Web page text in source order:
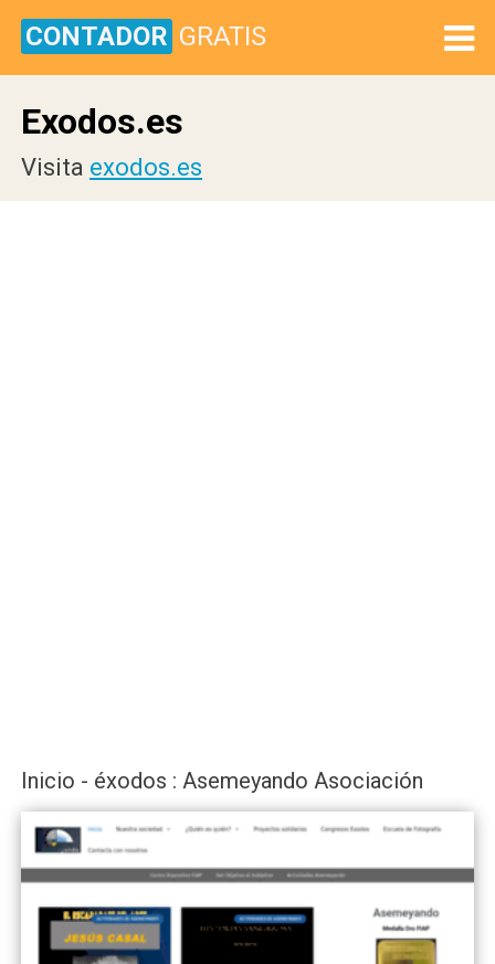
CONTADOR GRATIS
Exodos.es
Visita exodos.es
Inicio - éxodos : Asemeyando Asociación